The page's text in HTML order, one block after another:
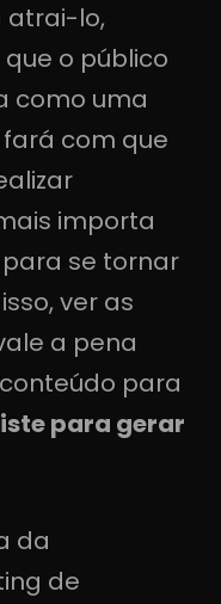
atrai-lo,
o público
como uma
fará com que
importa
se tornar
ver as
a pena
para
para gerar
da
de